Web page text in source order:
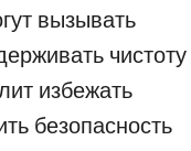
вызывать
чистоту
избежать
безопасность